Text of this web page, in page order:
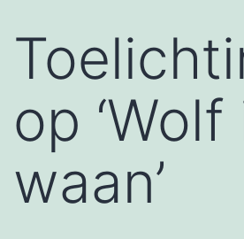
op ‘Wolf
waan’